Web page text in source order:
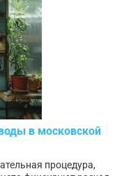
в московской
процедура,